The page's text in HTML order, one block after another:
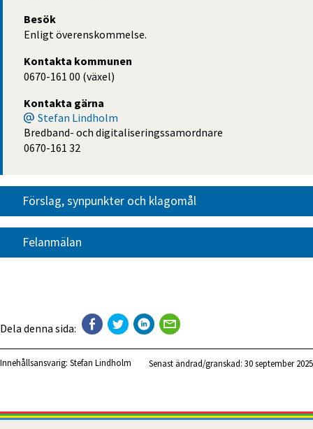
Besök
Enligt överenskommelse.
Kontakta kommunen
0670-161 00 (växel)
Kontakta gärna
Stefan Lindholm
Bredband- och digitaliseringssamordnare
0670-161 32
Förslag, synpunkter och klagomål
Felanmälan
Dela denna sida:
Innehållsansvarig: Stefan Lindholm Senast ändrad/granskad: 30 september 2025